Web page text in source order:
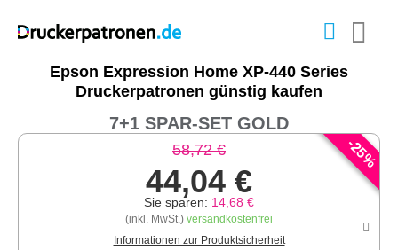
Epson Expression Home XP-440 Series
Druckerpatronen günstig kaufen
7+1 SPAR-SET GOLD
-
25
%
58,72 €
44,04 €
Sie sparen: 14,68 €
(inkl. MwSt.) versandkostenfrei
Informationen zur Produktsicherheit